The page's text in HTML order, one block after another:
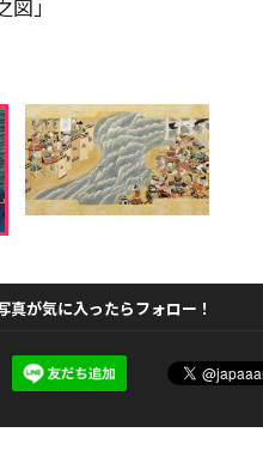
」
真が気に入ったらフォロー！